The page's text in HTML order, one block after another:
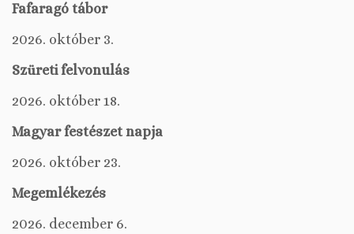
Fafaragó tábor
2026. október 3.
Szüreti felvonulás
2026. október 18.
Magyar festészet napja
2026. október 23.
Megemlékezés
2026. december 6.